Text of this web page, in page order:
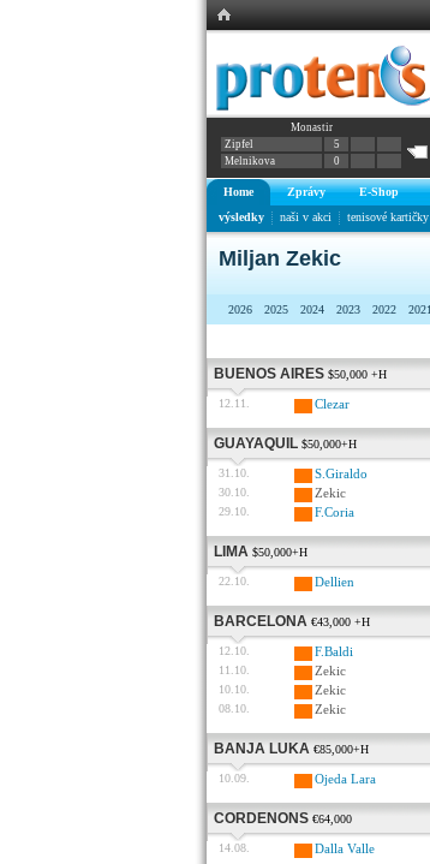
Monastir
Zipfel
5
Melnikova
0
Home Zprávy E-Shop
výsledky
naši v akci tenisové kartičky
Miljan Zekic
2026 2025 2024 2023 2022 2021
BUENOS AIRES $50,000 +H
12.11. Clezar
GUAYAQUIL $50,000+H
31.10. S.Giraldo
30.10. Zekic
29.10. F.Coria
LIMA $50,000+H
22.10. Dellien
BARCELONA €43,000 +H
12.10. F.Baldi
11.10. Zekic
10.10. Zekic
08.10. Zekic
BANJA LUKA €85,000+H
10.09. Ojeda Lara
CORDENONS €64,000
14.08. Dalla Valle